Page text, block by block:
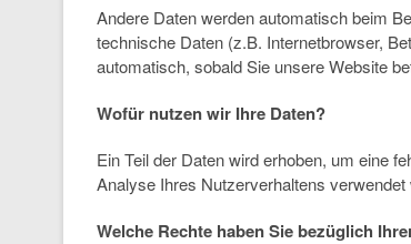
Andere Daten werden automatisch beim
technische Daten (z.B. Internetbrowser,
automatisch, sobald Sie unsere Website
Wofür nutzen wir Ihre Daten?
Ein Teil der Daten wird erhoben, um eine
Analyse Ihres Nutzerverhaltens verwendet
Welche Rechte haben Sie bezüglich